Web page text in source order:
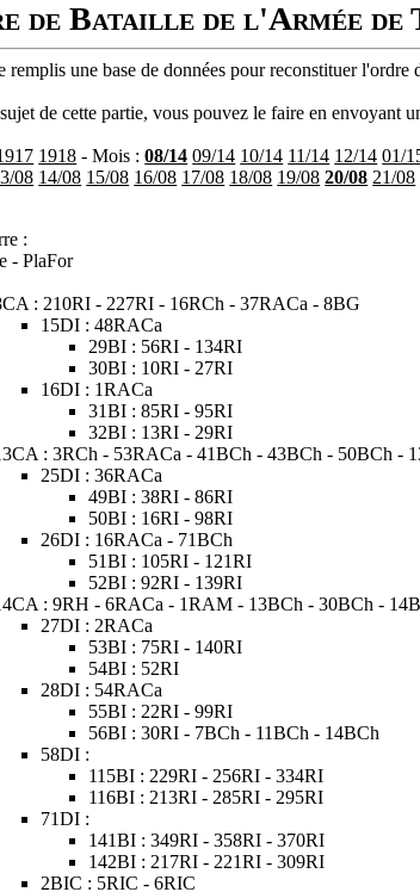
de Bataille de l'Armée de
remplis une base de données pour reconstituer
de cette partie, vous pouvez le faire en envoyant
1918 - Mois :08/14 09/14 10/14 11/14 12/14 01/
08 14/08 15/08 16/08 17/08 18/08 19/08 20/08 21/08
:
- PlaFor
: 210RI - 227RI - 16RCh - 37RACa - 8BG
15DI : 48RACa
29BI : 56RI - 134RI
30BI : 10RI - 27RI
16DI : 1RACa
31BI : 85RI - 95RI
32BI : 13RI - 29RI
: 3RCh - 53RACa - 41BCh - 43BCh - 50BCh -
25DI : 36RACa
49BI : 38RI - 86RI
50BI : 16RI - 98RI
26DI : 16RACa - 71BCh
51BI : 105RI - 121RI
52BI : 92RI - 139RI
: 9RH - 6RACa - 1RAM - 13BCh - 30BCh -
27DI : 2RACa
53BI : 75RI - 140RI
54BI : 52RI
28DI : 54RACa
55BI : 22RI - 99RI
56BI : 30RI - 7BCh - 11BCh - 14BCh
58DI :
115BI : 229RI - 256RI - 334RI
116BI : 213RI - 285RI - 295RI
71DI :
141BI : 349RI - 358RI - 370RI
142BI : 217RI - 221RI - 309RI
2BIC : 5RIC - 6RIC